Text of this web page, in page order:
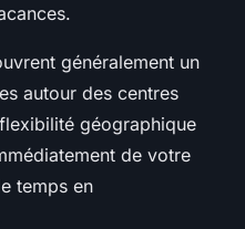
généralement un
autour des centres
géographique
de votre
temps en